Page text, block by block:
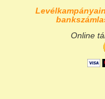
Online